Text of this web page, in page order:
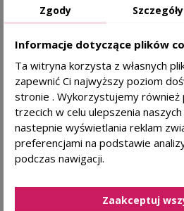
KAŻDY RODZAJ SKÓRY
po
Zgody Szczegóły
Informacje dotyczące plików
Ta witryna korzysta z własnych
zapewnić Ci najwyższy poziom
stronie . Wykorzystujemy również
trzecich w celu ulepszenia naszych
nastepnie wyświetlania reklam
preferencjami na podstawie
podczas nawigacji.
Zaakceptuj